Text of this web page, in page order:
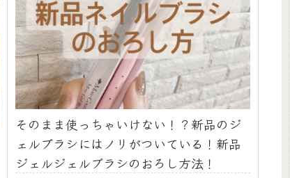
そのまま使っちゃいけない！？新品のジ
ェルブラシにはノリがついている！新品
ジェルジェルブラシのおろし方法！